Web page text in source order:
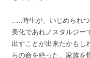
……時生が、いじめられ
美化であれノスタルジー
出すことが出来たかもし
らの命を絶った。家族を